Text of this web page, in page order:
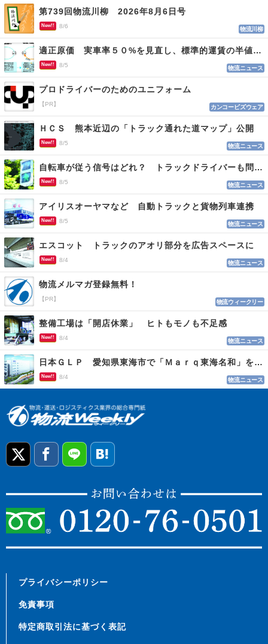
第739回物流川柳 2026年8月6日号
New!! 8/6 物流川柳
適正原価 実車率５０%を見直し、標準的運賃の半値の恐れも
New!! 8/5 物流ニュース
プロドライバーのためのユニフォーム
【PR】 カンコービズウェア
ＨＣＳ 熊本近辺の「トラック通れた道マップ」公開
New!! 8/5 物流ニュース
自転車が従う信号はどれ？ トラックドライバーも問われる認識
New!! 8/5 物流ニュース
アイリスオーヤマなど 自動トラックと貨物列車連携
New!! 8/5 物流ニュース
エスコット トラックのアオリ部分を広告スペースに
New!! 8/4 物流ニュース
物流メルマガ登録無料！
【PR】 物流ウィークリー
整備工場は「開店休業」 ヒトもモノも不足感
New!! 8/4 物流ニュース
日本ＧＬＰ 愛知県東海市で「Ｍａｒｑ東海名和」を開発
New!! 8/4 物流ニュース
プライバシーポリシー
免責事項
特定商取引法に基づく表記